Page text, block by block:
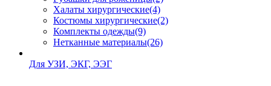
Халаты хирургические(4)
Костюмы хирургические(2)
Комплекты одежды(9)
Нетканные материалы(26)
Для УЗИ, ЭКГ, ЭЭГ